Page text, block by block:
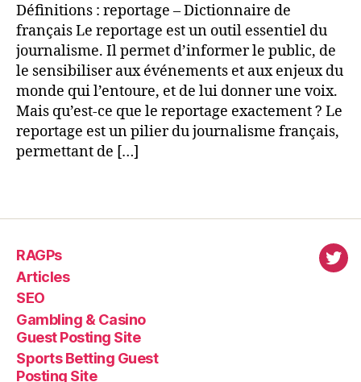
Définitions : reportage – Dictionnaire de
français Le reportage est un outil essentiel du
journalisme. Il permet d’informer le public, de
le sensibiliser aux événements et aux enjeux du
monde qui l’entoure, et de lui donner une voix.
Mais qu’est-ce que le reportage exactement ? Le
reportage est un pilier du journalisme français,
permettant de […]
RAGPs
Articles
SEO
Gambling & Casino
Guest Posting Site
Sports Betting Guest
Posting Site